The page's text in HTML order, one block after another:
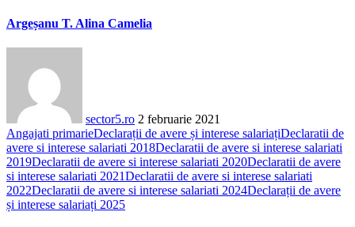
Argeșanu T. Alina Camelia
sector5.ro 2 februarie 2021
Angajati primarieDeclarații de avere și interese salariațiDeclaratii de
avere si interese salariati 2018Declaratii de avere si interese salariati
2019Declaratii de avere si interese salariati 2020Declaratii de avere
si interese salariati 2021Declaratii de avere si interese salariati
2022Declaratii de avere si interese salariati 2024Declarații de avere
și interese salariați 2025